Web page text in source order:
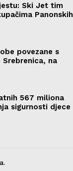
Ski Jet tim
Panonskih
povezane s
na
567 miliona
sigurnosti djece